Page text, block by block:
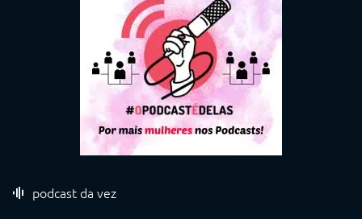
podcast da vez